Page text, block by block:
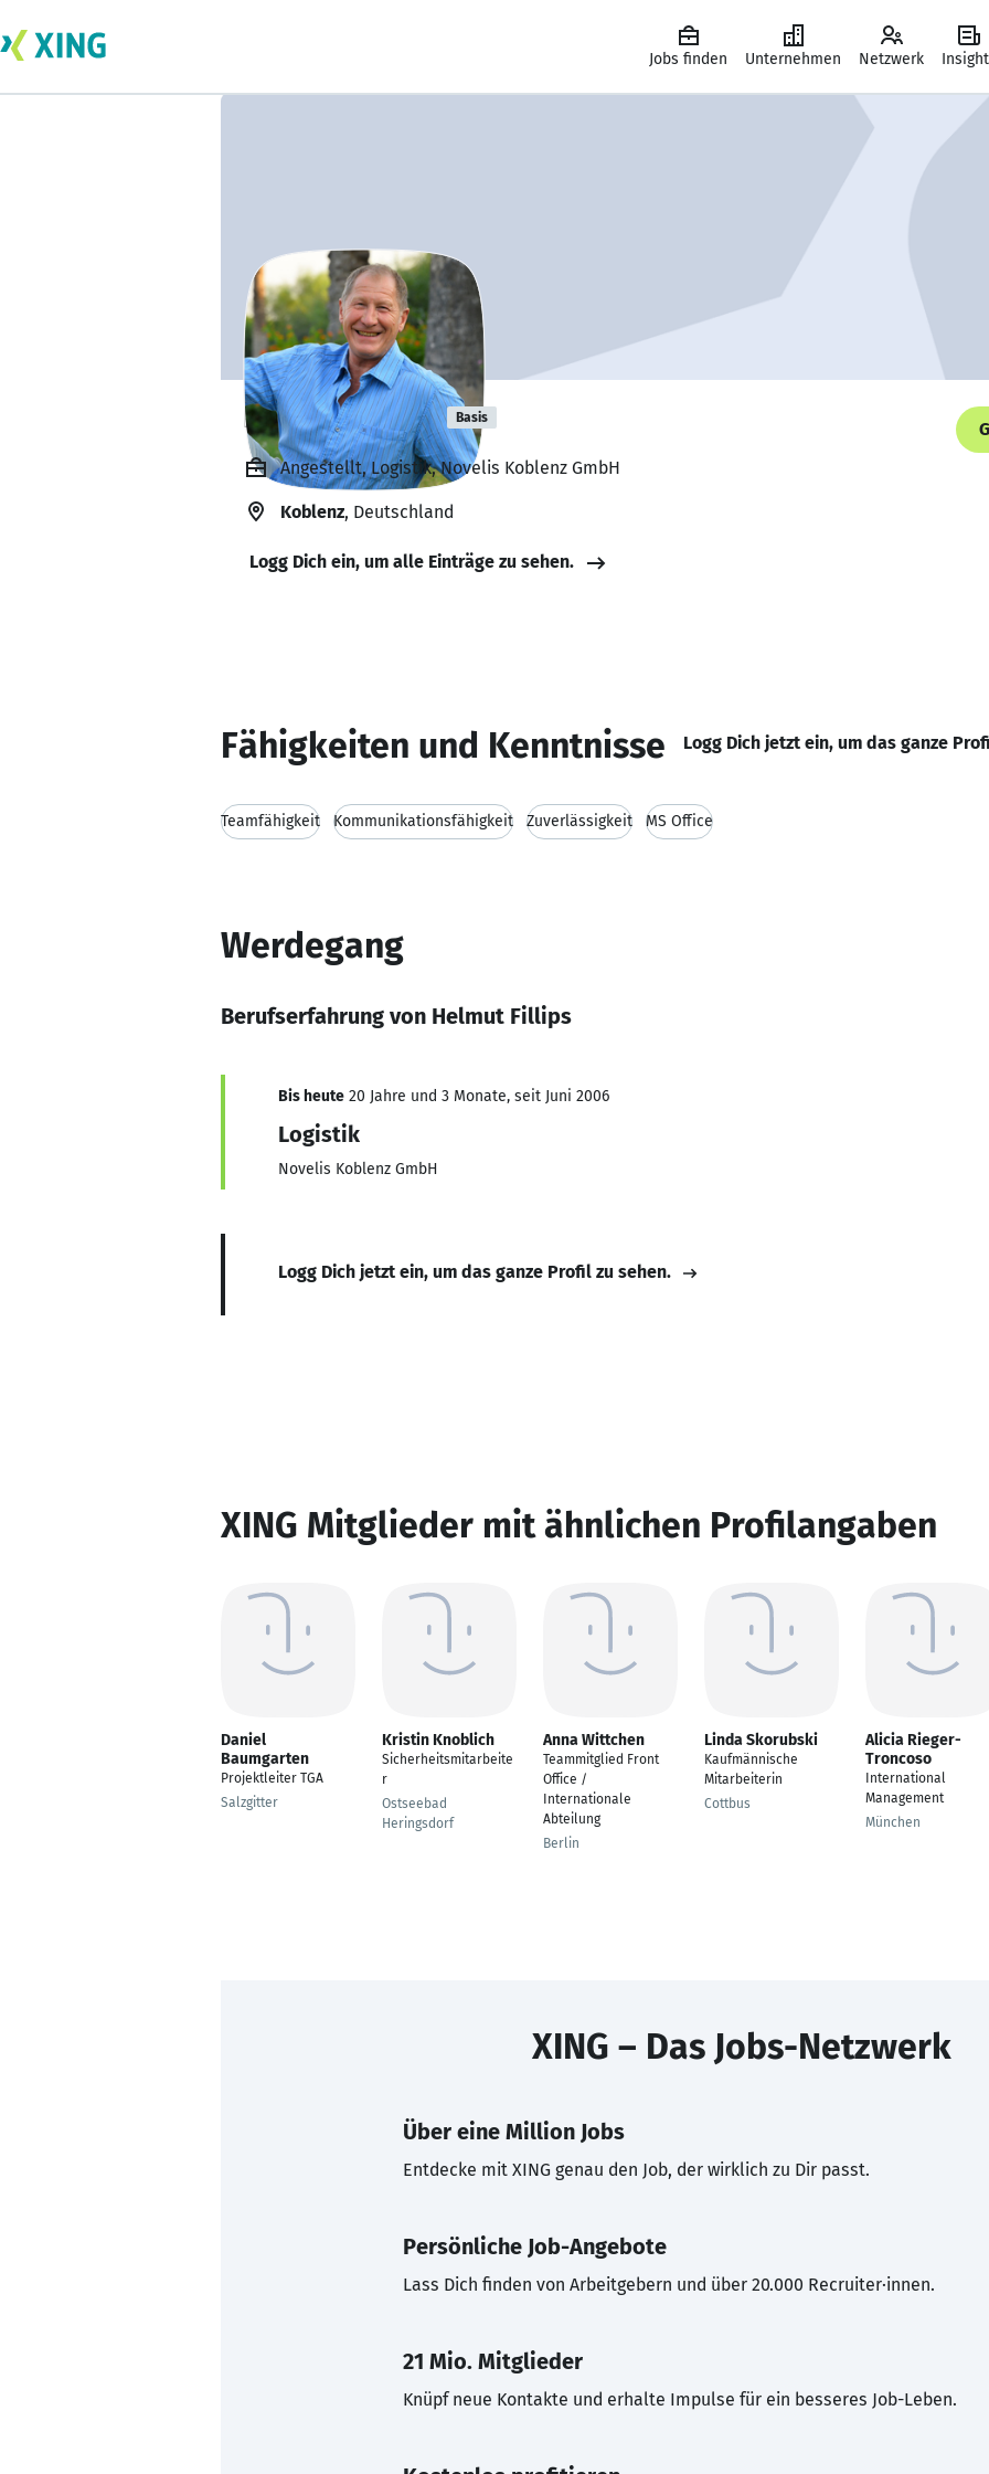
Jobs finden Unternehmen Netzwerk
Helmut Fillips Basis
Angestellt, Logistik, Novelis Koblenz GmbH
Koblenz, Deutschland
Logg Dich ein, um alle Einträge zu sehen.
Fähigkeiten und Kenntnisse Logg Dich jetzt ein, um das ganze
Teamfähigkeit Kommunikationsfähigkeit Zuverlässigkeit MS Office
Werdegang
Berufserfahrung von Helmut Fillips
Bis heute 20 Jahre und 3 Monate, seit Juni 2006
Logistik
Novelis Koblenz GmbH
Logg Dich jetzt ein, um das ganze Profil zu sehen.
XING Mitglieder mit ähnlichen Profilangaben
Daniel
Baumgarten
Projektleiter TGA
Salzgitter
Kristin Knoblich
Sicherheitsmitarbeite
r
Ostseebad
Heringsdorf
Anna Wittchen
Teammitglied Front
Office /
Internationale
Abteilung
Berlin
Linda Skorubski
Kaufmännische
Mitarbeiterin
Cottbus
Alicia Rieger-
Troncoso
International
Management
München
XING – Das Jobs-Netzwerk
Über eine Million Jobs
Entdecke mit XING genau den Job, der wirklich zu Dir passt.
Persönliche Job-Angebote
Lass Dich finden von Arbeitgebern und über 20.000 Recruiter·innen.
21 Mio. Mitglieder
Knüpf neue Kontakte und erhalte Impulse für ein besseres Job-Leben.